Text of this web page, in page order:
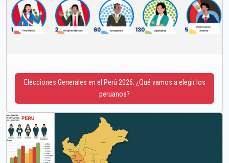
Elecciones Generales en el Perú 2026: ¿Qué vamos a elegir los
peruanos?